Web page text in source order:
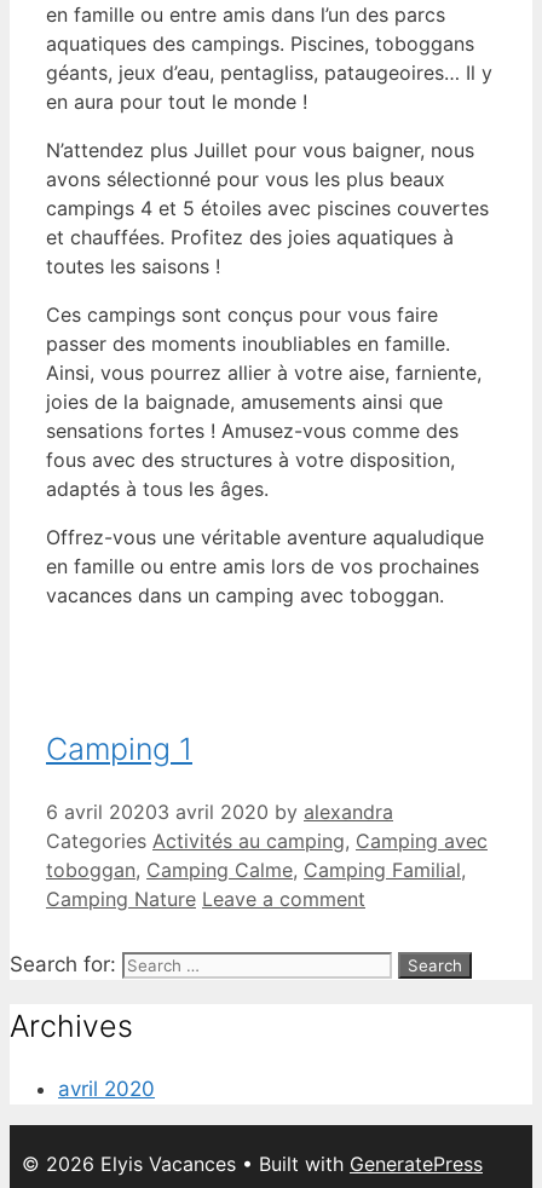
en famille ou entre amis dans l’un des parcs
aquatiques des campings. Piscines, toboggans
géants, jeux d’eau, pentagliss, pataugeoires… Il y
en aura pour tout le monde !
N’attendez plus Juillet pour vous baigner, nous
avons sélectionné pour vous les plus beaux
campings 4 et 5 étoiles avec piscines couvertes
et chauffées. Profitez des joies aquatiques à
toutes les saisons !
Ces campings sont conçus pour vous faire
passer des moments inoubliables en famille.
Ainsi, vous pourrez allier à votre aise, farniente,
joies de la baignade, amusements ainsi que
sensations fortes ! Amusez-vous comme des
fous avec des structures à votre disposition,
adaptés à tous les âges.
Offrez-vous une véritable aventure aqualudique
en famille ou entre amis lors de vos prochaines
vacances dans un camping avec toboggan.
Camping 1
6 avril 20203 avril 2020 by alexandra
Categories Activités au camping, Camping avec
toboggan, Camping Calme, Camping Familial,
Camping Nature Leave a comment
Search for:
Archives
avril 2020
© 2026 Elyis Vacances • Built with GeneratePress